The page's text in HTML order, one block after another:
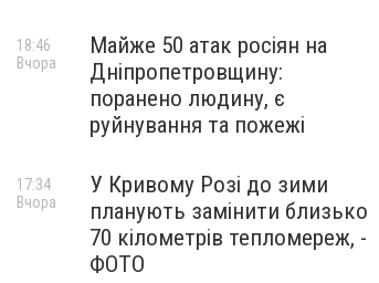
Майже 50 атак росіян на
Дніпропетровщину:
поранено людину, є
руйнування та пожежі
18:46
Вчора
У Кривому Розі до зими
планують замінити близько
70 кілометрів тепломереж, -
ФОТО
17:34
Вчора